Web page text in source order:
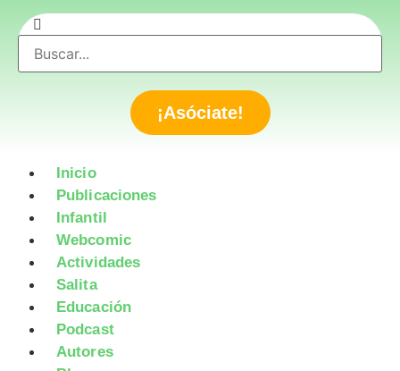
¡Asóciate!
Inicio
Publicaciones
Infantil
Webcomic
Actividades
Salita
Educación
Podcast
Autores